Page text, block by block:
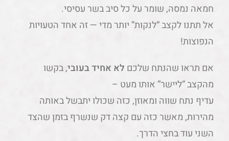
חמאה נמסה, שומר על כל סיב בשר עסיסי.
אל תתנו לקצב “לנקות” יותר מדי — זה אחד הטעויות
הנפוצות!
אם תראו שהנתח שלכם לא אחיד בעובי, בקשו
מהקצב “ליישר” אותו מעט –
עדיף נתח שווה ומאוזן, כזה שכולו יתבשל באותה
מהירות, מאשר כזה עם קצה דק שנשרף בזמן שהצד
השני עוד בחצי הדרך.